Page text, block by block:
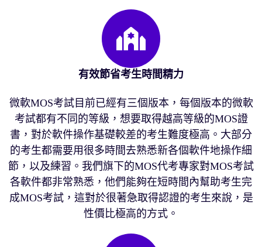
有效節省考生時間精力
微軟MOS考試目前已經有三個版本，每個版本的微軟
考試都有不同的等級，想要取得越高等級的MOS證
書，對於軟件操作基礎較差的考生難度極高。大部分
的考生都需要用很多時間去熟悉新各個軟件地操作細
節，以及練習。我們旗下的MOS代考專家對MOS考試
各軟件都非常熟悉，他們能夠在短時間內幫助考生完
成MOS考試，這對於很著急取得認證的考生來說，是
性價比極高的方式。